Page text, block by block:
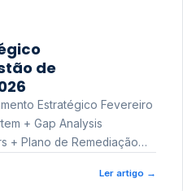
de
Estratégico Fevereiro
+ Gap Analysis
+ Plano de Remediação
Ler artigo →